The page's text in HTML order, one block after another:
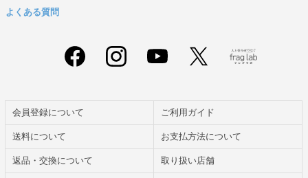
よくある質問
会員登録について ご利用ガイド
送料について お支払方法について
返品・交換について 取り扱い店舗